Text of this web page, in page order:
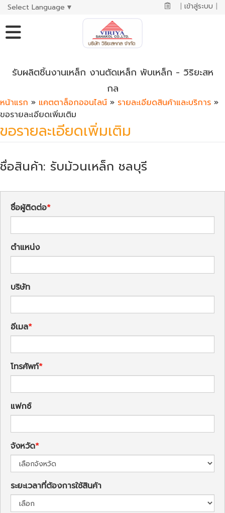
Select Language ▼ | เข้าสู่ระบบ |
รับผลิตชิ้นงานเหล็ก งานตัดเหล็ก พับเหล็ก - วิริยะสห
กล
หน้าแรก » แคตตาล็อกออนไลน์ » รายละเอียดสินค้าและบริการ »
ขอรายละเอียดเพิ่มเติม
ขอรายละเอียดเพิ่มเติม
ชื่อสินค้า: รับม้วนเหล็ก ชลบุรี
ชื่อผู้ติดต่อ
ตำแหน่ง
บริษัท
อีเมล
โทรศัพท์
แฟกซ์
จังหวัด
ระยะเวลาที่ต้องการใช้สินค้า